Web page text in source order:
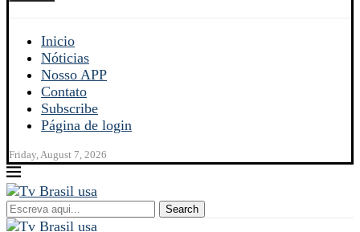
Inicio
Nóticias
Nosso APP
Contato
Subscribe
Página de login
Friday, August 7, 2026
Search